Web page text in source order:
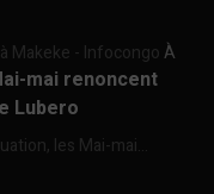
Makeke - InfocongoÀ
mai renoncent
Lubero
les Mai-mai...